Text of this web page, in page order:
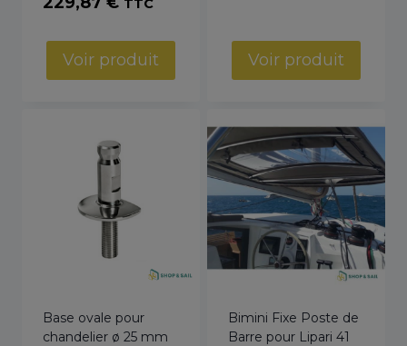
TTC
Voir produit Voir produit
Base ovale pour
chandelier ø 25 mm
Bimini Fixe Poste de
Barre pour Lipari 41